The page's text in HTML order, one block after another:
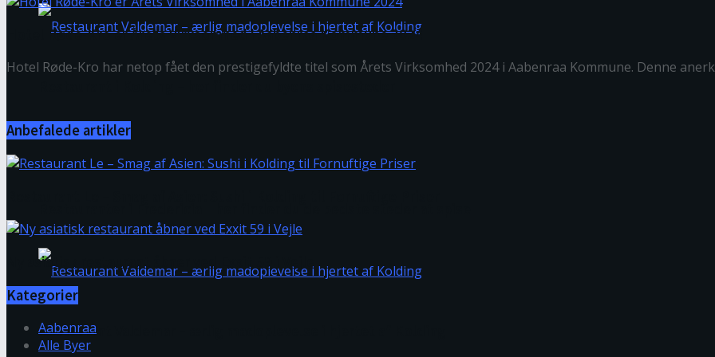
Restaurant Valdemar – ærlig madoplevelse i hjertet af Kolding
Hotel Røde-Kro er Årets Virksomhed i Aabenraa Kommune 2024
Hotel Røde-Kro har netop fået den prestigefyldte titel som Årets Virksomhed 2024 i Aabenraa Kommune. Denne
Anbefalede artikler
Ny asiatisk restaurant åbner ved Exxit 59 i Vejle
Kategorier
Aabenraa
Alle Byer